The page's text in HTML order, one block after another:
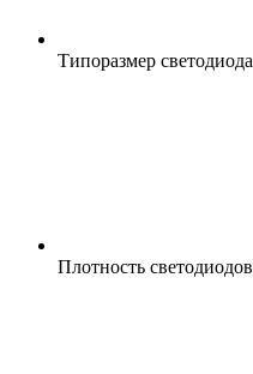
Типоразмер светодиода
Плотность светодиодов